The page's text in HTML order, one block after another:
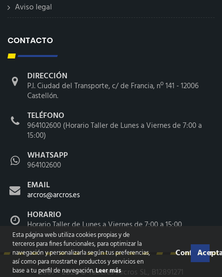
Aviso legal
CONTACTO
DIRECCIÓN
P.I. Ciudad del Transporte, c/ de Francia, nº 141 - 12006
Castellón.
TELÉFONO
964102600 (Horario Taller de Lunes a Viernes de 7:00 a
15:00)
WHATSAPP
964102600
EMAIL
arcros@arcros.es
HORARIO
Horario Taller de Lunes a Viernes de 7:00 a 15:00
2007 - 2026 ©Talleres Arcros SL, B12891271
Esta página web utiliza cookies propias y de
terceros para fines funcionales, para optimizar la
navegación y personalizarla según tus preferencias,
así como para mostrarte productos y servicios en
base a tu perfil de navegación.Leer más
Configurar